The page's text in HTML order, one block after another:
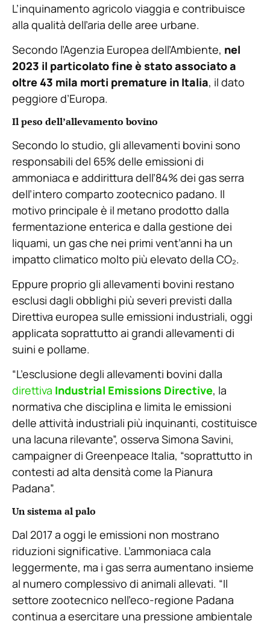
L’inquinamento agricolo viaggia e contribuisce
alla qualità dell’aria delle aree urbane.
Secondo l’Agenzia Europea dell’Ambiente, nel
2023 il particolato fine è stato associato a
oltre 43 mila morti premature in Italia, il dato
peggiore d’Europa.
Il peso dell’allevamento bovino
Secondo lo studio, gli allevamenti bovini sono
responsabili del 65% delle emissioni di
ammoniaca e addirittura dell’84% dei gas serra
dell’intero comparto zootecnico padano. Il
motivo principale è il metano prodotto dalla
fermentazione enterica e dalla gestione dei
liquami, un gas che nei primi vent’anni ha un
impatto climatico molto più elevato della CO₂.
Eppure proprio gli allevamenti bovini restano
esclusi dagli obblighi più severi previsti dalla
Direttiva europea sulle emissioni industriali, oggi
applicata soprattutto ai grandi allevamenti di
suini e pollame.
“L’esclusione degli allevamenti bovini dalla
direttiva Industrial Emissions Directive, la
normativa che disciplina e limita le emissioni
delle attività industriali più inquinanti, costituisce
una lacuna rilevante”, osserva Simona Savini,
campaigner di Greenpeace Italia, “soprattutto in
contesti ad alta densità come la Pianura
Padana”.
Un sistema al palo
Dal 2017 a oggi le emissioni non mostrano
riduzioni significative. L’ammoniaca cala
leggermente, ma i gas serra aumentano insieme
al numero complessivo di animali allevati. “Il
settore zootecnico nell’eco-regione Padana
continua a esercitare una pressione ambientale